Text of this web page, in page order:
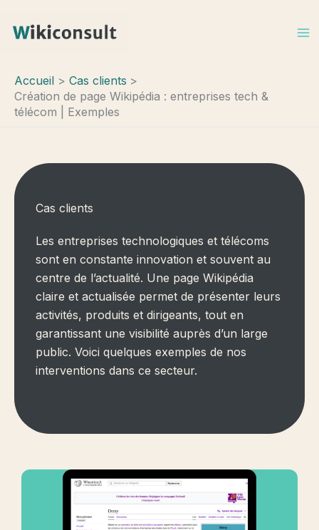
Accueil
Cas clients
Création de page Wikipédia : entreprises tech &
télécom | Exemples
Cas clients
Les entreprises technologiques et télécoms
sont en constante innovation et souvent au
centre de l’actualité. Une page Wikipédia
claire et actualisée permet de présenter leurs
activités, produits et dirigeants, tout en
garantissant une visibilité auprès d’un large
public. Voici quelques exemples de nos
interventions dans ce secteur.